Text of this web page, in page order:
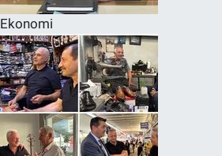
Ekonomi